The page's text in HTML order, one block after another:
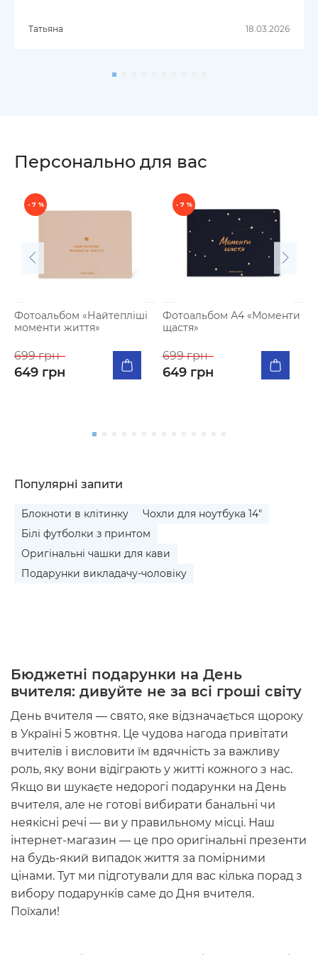
Татьяна 18.03.2026
Персонально для вас
- 7 %
Фотоальбом «Найтепліші
моменти життя»
699 грн
649 грн
- 7 %
Фотоальбом А4 «Моменти
щастя»
699 грн
649 грн
Популярні запити
Блокноти в клітинку
Чохли для ноутбука 14"
Білі футболки з принтом
Оригінальні чашки для кави
Подарунки викладачу-чоловіку
Бюджетні подарунки на День
вчителя: дивуйте не за всі гроші світу
День вчителя — свято, яке відзначається щороку
в Україні 5 жовтня. Це чудова нагода привітати
вчителів і висловити їм вдячність за важливу
роль, яку вони відіграють у житті кожного з нас.
Якщо ви шукаєте недорогі подарунки на День
вчителя, але не готові вибирати банальні чи
неякісні речі — ви у правильному місці. Наш
інтернет-магазин — це про оригінальні презенти
на будь-який випадок життя за помірними
цінами. Тут ми підготували для вас кілька порад з
вибору подарунків саме до Дня вчителя.
Поїхали!